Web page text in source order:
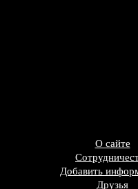
О сайте
Добавить
Друзья